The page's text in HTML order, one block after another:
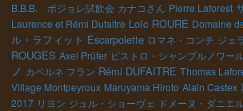
B.B.B. ボジョレ試飲会 カナコさん Pierre Laforest
Laurence et Rémi Dufaitre Loïc ROURE Domaine
ル・ラフィット Escarpolette ロマネ・コンチ ジェ
ROUGES Axel Prüfer ビストロ・シャンブルノワー
ノ カベルネ フラン Rémi DUFAITRE Thomas
Village Montpeyroux Maruyama Hiroto Alain Castex
2017 リヨン ジュル・ショーヴェ ドメーヌ・ダニエ